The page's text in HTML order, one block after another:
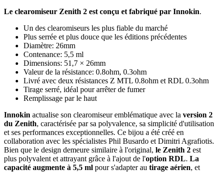
Le clearomiseur Zenith 2 est conçu et fabriqué par Innokin.
Un des clearomiseurs les plus fiable du marché
Plus serrée et plus douce que les éditions précédentes
Diamètre: 26mm
Contenance: 5,5 ml
Dimensions: 51,7 × 26mm
Valeur de la résistance: 0.8ohm, 0.3ohm
Livré avec deux résistances Z MTL 0.8ohm et RDL 0.3ohm
Tirage serré, idéal pour arrêter de fumer
Remplissage par le haut
Innokin actualise son clearomiseur emblématique avec la version 2
du Zenith, caractérisée par sa polyvalence, sa simplicité d'utilisation
et ses performances exceptionnelles. Ce bijou a été créé en
collaboration avec les spécialistes Phil Busardo et Dimitri Agrafiotis.
Bien que le design demeure similaire à l'original, le Zenith 2 est
plus polyvalent et attrayant grâce à l'ajout de l'option RDL. La
capacité augmente à 5,5 ml pour s'adapter au tirage aérien, et